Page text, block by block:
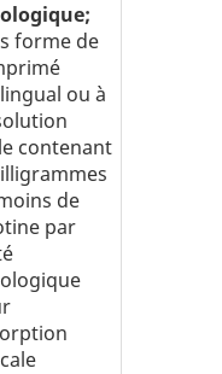
forme de
ou à
contenant
de
par